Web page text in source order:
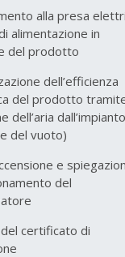
alla presa
alimentazione in
del prodotto
dell’efficienza
del prodotto
dell’aria dall’impianto
del vuoto)
e
del
del certificato di